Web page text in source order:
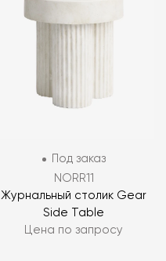
Под заказ
NORR11
Журнальный столик Gear
Side Table
Цена по запросу